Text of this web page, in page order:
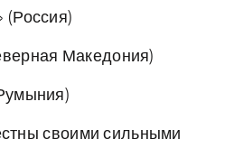
(Россия)
Македония)
своими сильными